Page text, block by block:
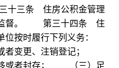
三条 住房公积金管理
监督。 第三十四条 住
按时履行下列义务：
者变更、注销登记；
移或者封存； （三）足